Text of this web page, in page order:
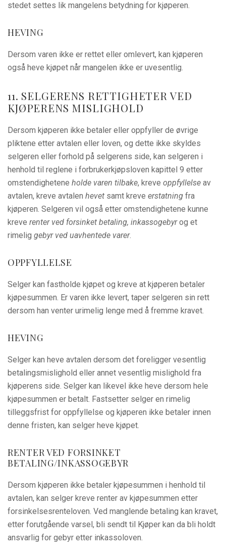
stedet settes lik mangelens betydning for kjøperen.
HEVING
Dersom varen ikke er rettet eller omlevert, kan kjøperen
også heve kjøpet når mangelen ikke er uvesentlig.
11. SELGERENS RETTIGHETER VED
KJØPERENS MISLIGHOLD
Dersom kjøperen ikke betaler eller oppfyller de øvrige
pliktene etter avtalen eller loven, og dette ikke skyldes
selgeren eller forhold på selgerens side, kan selgeren i
henhold til reglene i forbrukerkjøpsloven kapittel 9 etter
omstendighetene holde varen tilbake, kreve oppfyllelse av
avtalen, kreve avtalen hevet samt kreve erstatning fra
kjøperen. Selgeren vil også etter omstendighetene kunne
kreve renter ved forsinket betaling, inkassogebyrog et
rimelig gebyr ved uavhentede varer.
OPPFYLLELSE
Selger kan fastholde kjøpet og kreve at kjøperen betaler
kjøpesummen. Er varen ikke levert, taper selgeren sin rett
dersom han venter urimelig lenge med å fremme kravet.
HEVING
Selger kan heve avtalen dersom det foreligger vesentlig
betalingsmislighold eller annet vesentlig mislighold fra
kjøperens side. Selger kan likevel ikke heve dersom hele
kjøpesummen er betalt. Fastsetter selger en rimelig
tilleggsfrist for oppfyllelse og kjøperen ikke betaler innen
denne fristen, kan selger heve kjøpet.
RENTER VED FORSINKET
BETALING/INKASSOGEBYR
Dersom kjøperen ikke betaler kjøpesummen i henhold til
avtalen, kan selger kreve renter av kjøpesummen etter
forsinkelsesrenteloven. Ved manglende betaling kan kravet,
etter forutgående varsel, bli sendt til Kjøper kan da bli holdt
ansvarlig for gebyr etter inkassoloven.